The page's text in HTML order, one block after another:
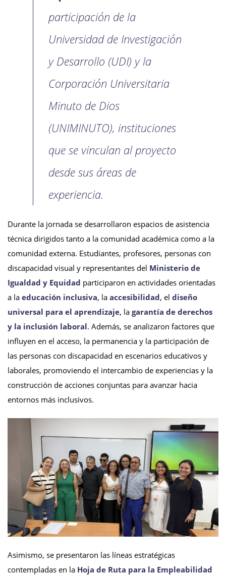
participación de la
Universidad de Investigación
y Desarrollo (UDI) y la
Corporación Universitaria
Minuto de Dios
(UNIMINUTO), instituciones
que se vinculan al proyecto
desde sus áreas de
experiencia.
Durante la jornada se desarrollaron espacios de asistencia
técnica dirigidos tanto a la comunidad académica como a la
comunidad externa. Estudiantes, profesores, personas con
discapacidad visual y representantes del Ministerio de
Igualdad y Equidad participaron en actividades orientadas
a la educación inclusiva, la accesibilidad, el diseño
universal para el aprendizaje, la garantía de derechos
y la inclusión laboral. Además, se analizaron factores que
influyen en el acceso, la permanencia y la participación de
las personas con discapacidad en escenarios educativos y
laborales, promoviendo el intercambio de experiencias y la
construcción de acciones conjuntas para avanzar hacia
entornos más inclusivos.
Asimismo, se presentaron las líneas estratégicas
contempladas en la Hoja de Ruta para la Empleabilidad